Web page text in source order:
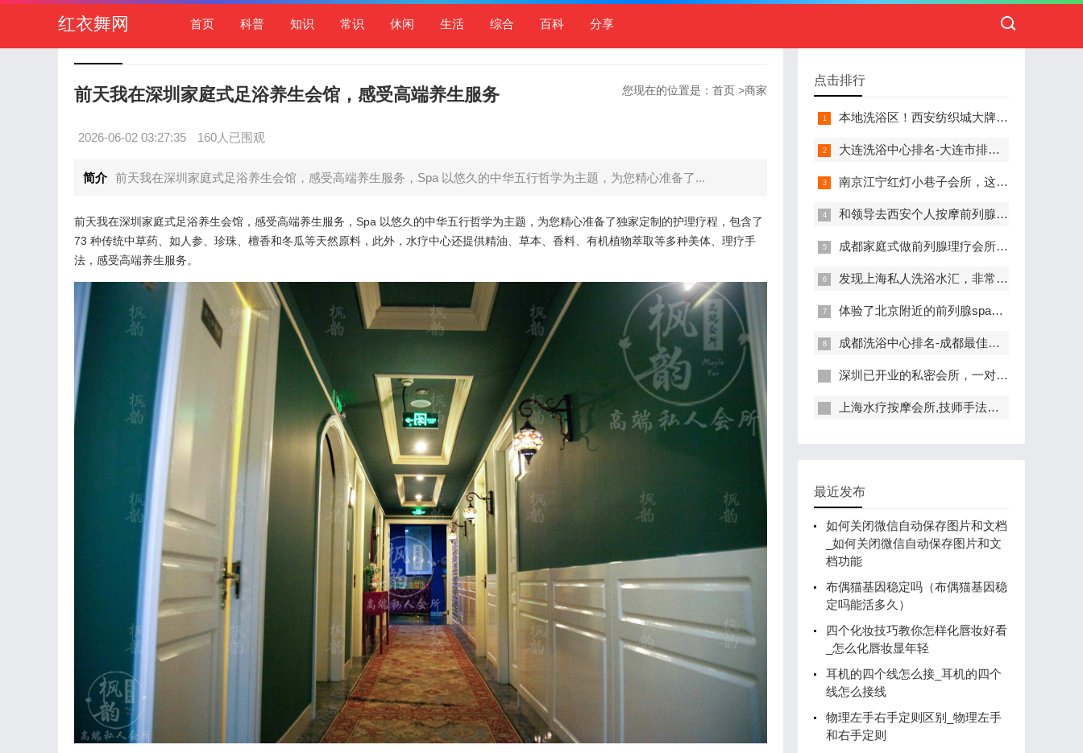
红衣舞网 首页 科普 知识 常识 休闲 生活 综合 百科 分享
您现在的位置是： 首页 >商家
前天我在深圳家庭式足浴养生会馆，感受高端养生服务
2026-06-02 03:27:35 160人已围观
简介 前天我在深圳家庭式足浴养生会馆，感受高端养生服务，Spa 以悠久的中华五行哲学为主题，为您精心准备了...
前天我在深圳家庭式足浴养生会馆，感受高端养生服务，Spa 以悠久的中华五行哲学为主题，为您精心准备了独家定制的护理疗程，包含了
73 种传统中草药、如人参、珍珠、檀香和冬瓜等天然原料，此外，水疗中心还提供精油、草本、香料、有机植物萃取等多种美体、理疗手
法，感受高端养生服务。
点击排行
本地洗浴区！西安纺织城大牌精英男子会馆.让你不负此行（新项目)）
大连洗浴中心排名-大连市排名前十的洗浴中心盘点
南京江宁红灯小巷子会所，这里您来了就不想走
和领导去西安个人按摩前列腺私人养生馆，体验一次最舒心的感受
成都家庭式做前列腺理疗会所,按摩按得特别舒服，放松减压的好地方
发现上海私人洗浴水汇，非常值得推荐的一个休闲场所
体验了北京附近的前列腺spa养生馆，刚体验完就忍不住分享出来
成都洗浴中心排名-成都最佳洗浴中心TOP10排名
深圳已开业的私密会所，一对一服务，保证给你带来绝佳体验
上海水疗按摩会所,技师手法专业，休闲度假的好去处
最近发布
如何关闭微信自动保存图片和文档
_如何关闭微信自动保存图片和文
档功能
布偶猫基因稳定吗（布偶猫基因稳
定吗能活多久）
四个化妆技巧教你怎样化唇妆好看
_怎么化唇妆显年轻
耳机的四个线怎么接_耳机的四个
线怎么接线
物理左手右手定则区别_物理左手
和右手定则